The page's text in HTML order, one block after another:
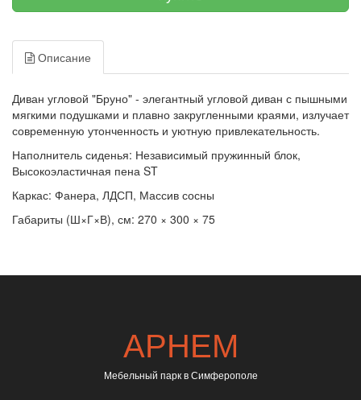
Описание
Диван угловой "Бруно" - элегантный угловой диван с пышными
мягкими подушками и плавно закругленными краями, излучает
современную утонченность и уютную привлекательность.
Наполнитель сиденья: Независимый пружинный блок,
Высокоэластичная пена ST
Каркас: Фанера, ЛДСП, Массив сосны
Габариты (Ш×Г×В), см: 270 × 300 × 75
АРНЕМ
Мебельный парк в Симферополе